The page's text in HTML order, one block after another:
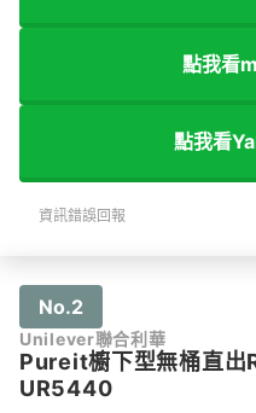
點我看
點我看
資訊錯誤回報
No.2
Unilever聯合利華
Pureit櫥下型無桶直出
UR5440